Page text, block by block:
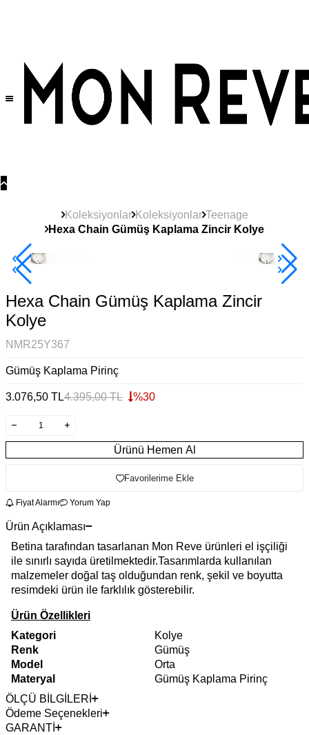
Koleksiyonlar Koleksiyonlar Teenage
Hexa Chain Gümüş Kaplama Zincir Kolye
2+ Ürüne +%10
Hexa Chain Gümüş Kaplama Zincir
Kolye
NMR25Y367
Gümüş Kaplama Pirinç
3.076,50 TL4.395,00TL %30
Ürünü Hemen Al
Favorilerime Ekle
Fiyat Alarmı Yorum Yap
Ürün Açıklaması
Betina tarafından tasarlanan Mon Reve ürünleri el işçiliği
ile sınırlı sayıda üretilmektedir.Tasarımlarda kullanılan
malzemeler doğal taş olduğundan renk, şekil ve boyutta
resimdeki ürün ile farklılık gösterebilir.
Ürün Özellikleri
Kategori
Kolye
Renk
Gümüş
Model
Orta
Materyal
Gümüş Kaplama Pirinç
ÖLÇÜ BİLGİLERİ
Ödeme Seçenekleri
GARANTİ